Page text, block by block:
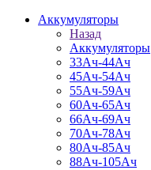
Аккумуляторы
Назад
Аккумуляторы
33Ач-44Ач
45Ач-54Ач
55Ач-59Ач
60Ач-65Ач
66Ач-69Ач
70Ач-78Ач
80Ач-85Ач
88Ач-105Ач